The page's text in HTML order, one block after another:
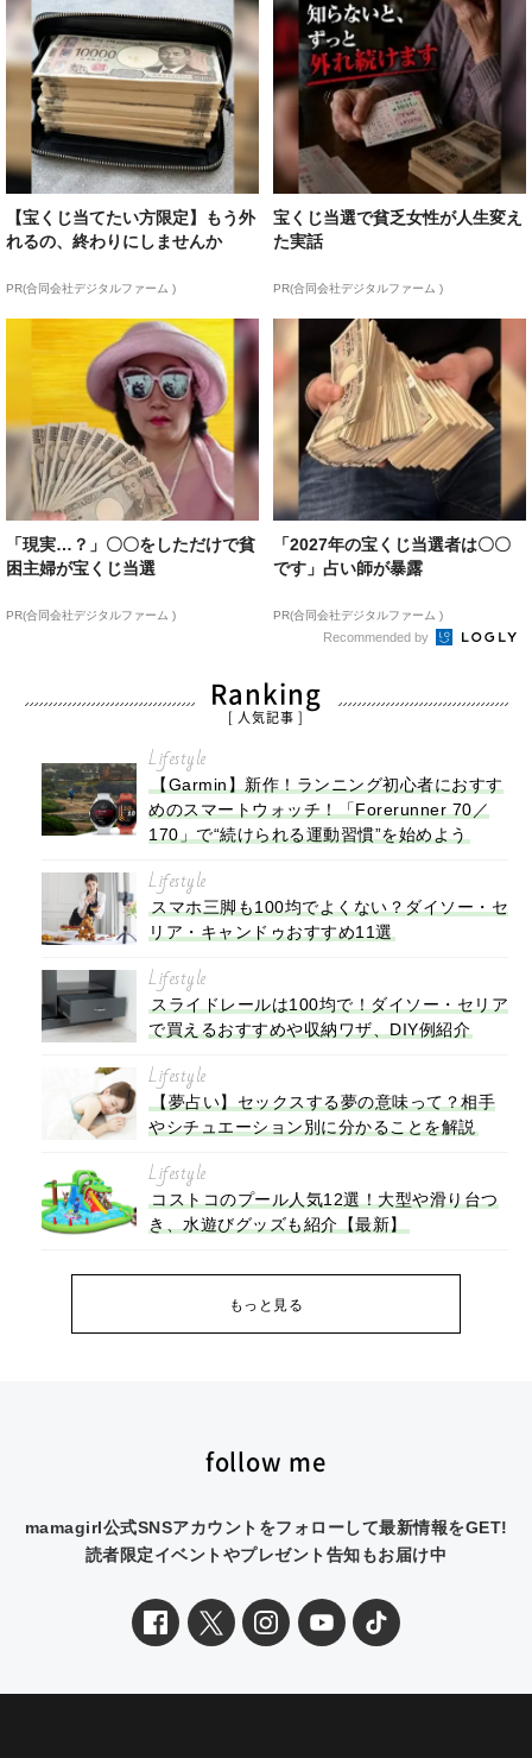
【宝くじ当てたい方限定】もう外
れるの、終わりにしませんか
PR(合同会社デジタルファーム )
宝くじ当選で貧乏女性が人生変え
た実話
PR(合同会社デジタルファーム )
「現実…？」〇〇をしただけで貧
困主婦が宝くじ当選
PR(合同会社デジタルファーム )
「2027年の宝くじ当選者は〇〇
です」占い師が暴露
PR(合同会社デジタルファーム )
Recommended by
Ranking
[ 人気記事 ]
Lifestyle
【Garmin】新作！ランニング初心者におすす
めのスマートウォッチ！「Forerunner 70／
170」で“続けられる運動習慣”を始めよう
Lifestyle
スマホ三脚も100均でよくない？ダイソー・セ
リア・キャンドゥおすすめ11選
Lifestyle
スライドレールは100均で！ダイソー・セリア
で買えるおすすめや収納ワザ、DIY例紹介
Lifestyle
【夢占い】セックスする夢の意味って？相手
やシチュエーション別に分かることを解説
Lifestyle
コストコのプール人気12選！大型や滑り台つ
き、水遊びグッズも紹介【最新】
もっと見る
follow me
mamagirl公式SNSアカウントをフォローして最新情報をGET!
読者限定イベントやプレゼント告知もお届け中